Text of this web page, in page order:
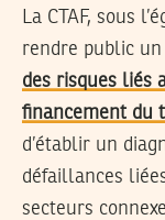
La CTAF, sous
rendre public
des risques liés
financement du
d’établir un
défaillances
secteurs